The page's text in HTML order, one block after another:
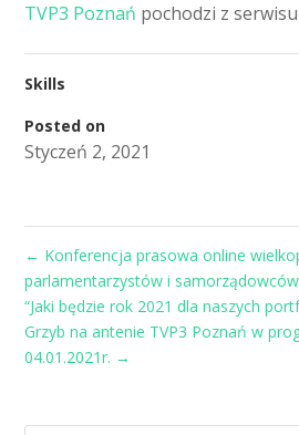
TVP3 Poznań pochodzi z
Skills
Posted on
Styczeń 2, 2021
← Konferencja prasowa online
parlamentarzystów i samorządowców
“Jaki będzie rok 2021 dla naszych
Grzyb na antenie TVP3 Poznań w
04.01.2021r. →